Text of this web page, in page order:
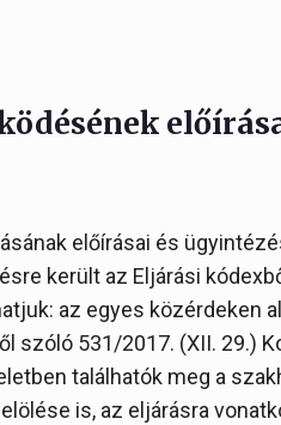
előírásai és
került az Eljárási
az egyes közérdeken
szóló 531/2017. (XII. 29.)
találhatók meg a
is, az eljárásra